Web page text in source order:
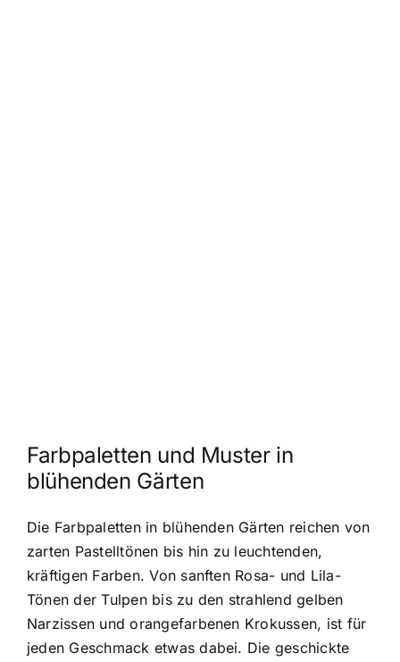
Farbpaletten und Muster in
blühenden Gärten
Die Farbpaletten in blühenden Gärten reichen von
zarten Pastelltönen bis hin zu leuchtenden,
kräftigen Farben. Von sanften Rosa- und Lila-
Tönen der Tulpen bis zu den strahlend gelben
Narzissen und orangefarbenen Krokussen, ist für
jeden Geschmack etwas dabei. Die geschickte